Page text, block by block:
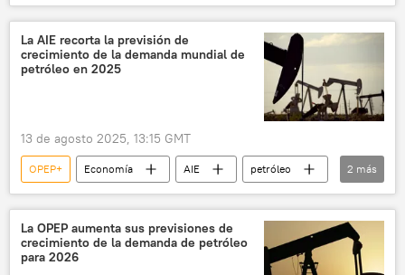
petróleo
La AIE recorta la previsión de
crecimiento de la demanda mundial de
petróleo en 2025
13 de agosto 2025, 13:15 GMT
OPEP+ Economía AIE
petróleo
📈 Mercados y finanzas
Organización para la Cooperación y el Desarrollo Económico (OCDE)
2 más
La OPEP aumenta sus previsiones de
crecimiento de la demanda de petróleo
para 2026